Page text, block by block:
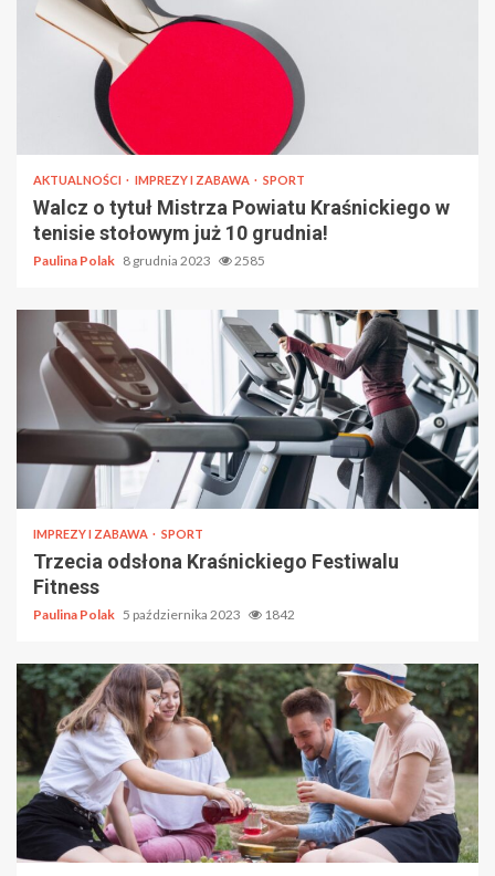
AKTUALNOŚCI IMPREZY I ZABAWA SPORT
Walcz o tytuł Mistrza Powiatu Kraśnickiego w
tenisie stołowym już 10 grudnia!
Paulina Polak 8 grudnia 2023 2585
IMPREZY I ZABAWA SPORT
Trzecia odsłona Kraśnickiego Festiwalu
Fitness
Paulina Polak 5 października 2023 1842